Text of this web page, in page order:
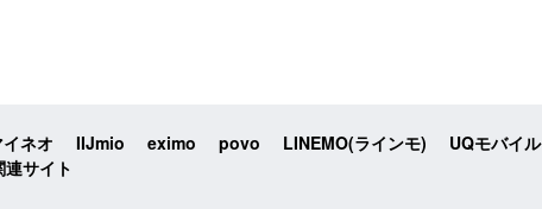
イネオ IIJmio eximo povo LINEMO(ラインモ) UQモバイル
サイト